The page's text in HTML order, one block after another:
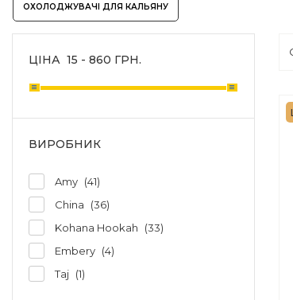
ОХОЛОДЖУВАЧІ ДЛЯ КАЛЬЯНУ
ЦІНА 15 - 860 ГРН.
ВИРОБНИК
Amy
41
China
36
Embery 4
Kohana Hookah 33
Taj 1